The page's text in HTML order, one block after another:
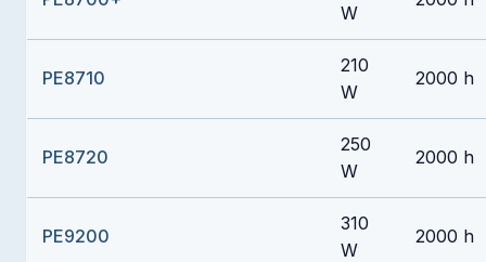
W
PE8710
210
W
2000 h
PE8720
250
W
2000 h
PE9200
310
W
2000 h